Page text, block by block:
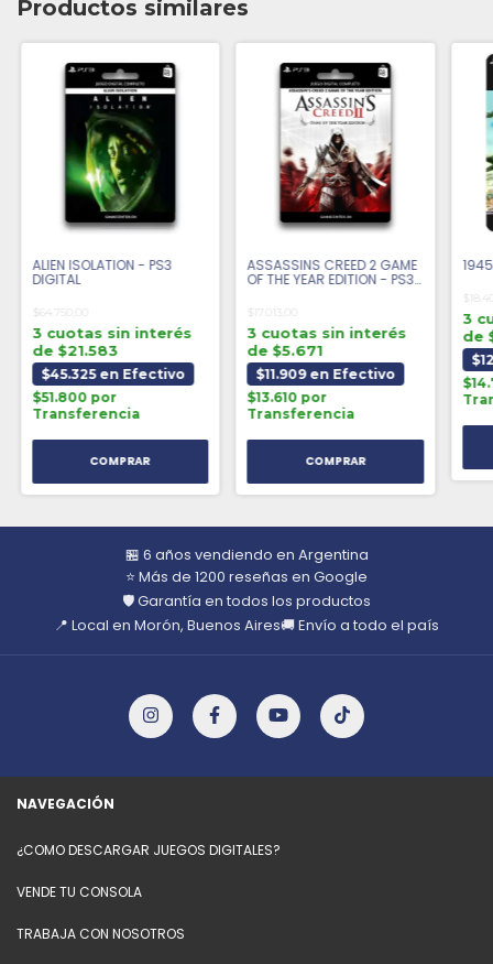
Productos similares
ALIEN ISOLATION - PS3
DIGITAL
$64.750,00
3 cuotas sin interés
de $21.583
$45.325 en Efectivo
$51.800 por
Transferencia
ASSASSINS CREED 2 GAME
OF THE YEAR EDITION - PS3
$17.013,00
3 cuotas sin interés
de $5.671
$11.909 en Efectivo
$13.610 por
Transferencia
3
de
🏪 6 años vendiendo en Argentina
⭐ Más de 1200 reseñas en Google
🛡️ Garantía en todos los productos
📍 Local en Morón, Buenos Aires🚚 Envío a todo el país
NAVEGACIÓN
¿COMO DESCARGAR JUEGOS DIGITALES?
VENDE TU CONSOLA
TRABAJA CON NOSOTROS